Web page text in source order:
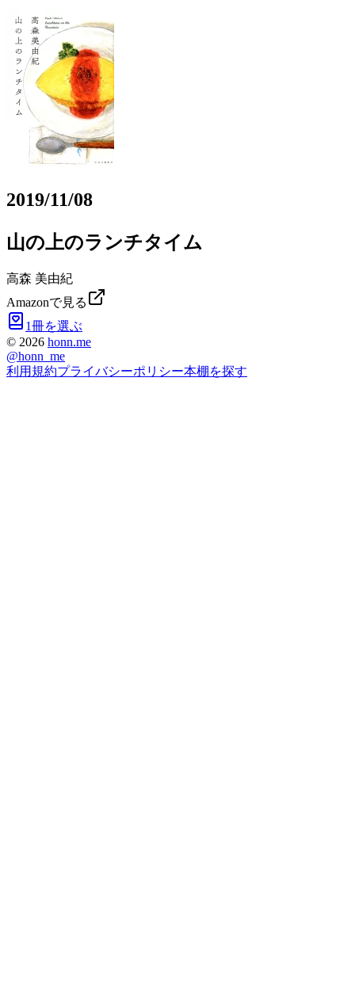
2019/11/08
山の上のランチタイム
高森 美由紀
Amazonで見る
1冊を選ぶ
© 2026 honn.me
@honn_me
利用規約プライバシーポリシー本棚を探す